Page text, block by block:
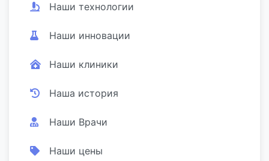
Наши технологии
Наши инновации
Наши клиники
Наша история
Наши Врачи
Наши цены